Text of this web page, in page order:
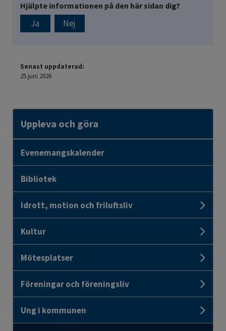
Hjälpte informationen på den här sidan dig?
Ja Nej
Senast uppdaterad:
25 juni 2026
Uppleva och göra
Evenemangskalender
Bibliotek
Idrott, motion och friluftsliv
Kultur
Mötesplatser
Föreningar och föreningsliv
Ung i kommunen